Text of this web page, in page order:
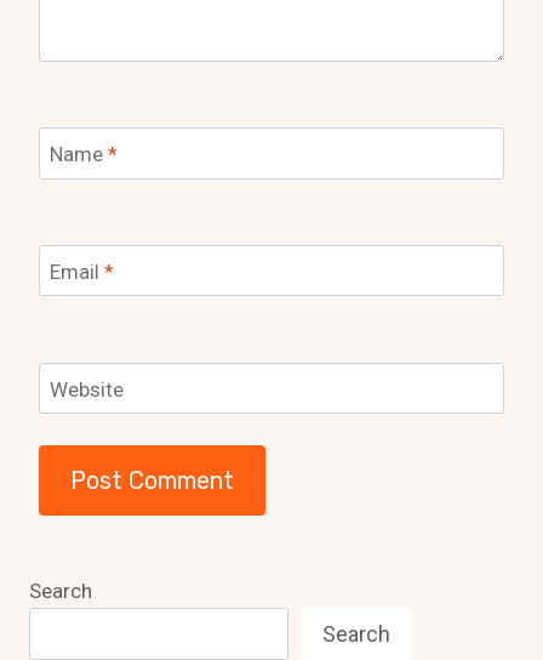
Name *
Email *
Website
Search
Search